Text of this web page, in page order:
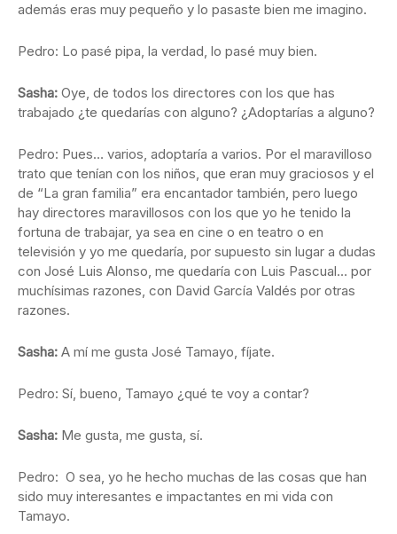
además eras muy pequeño y lo pasaste bien me imagino.
Pedro: Lo pasé pipa, la verdad, lo pasé muy bien.
Sasha: Oye, de todos los directores con los que has
trabajado ¿te quedarías con alguno? ¿Adoptarías a alguno?
Pedro: Pues… varios, adoptaría a varios. Por el maravilloso
trato que tenían con los niños, que eran muy graciosos y el
de “La gran familia” era encantador también, pero luego
hay directores maravillosos con los que yo he tenido la
fortuna de trabajar, ya sea en cine o en teatro o en
televisión y yo me quedaría, por supuesto sin lugar a dudas
con José Luis Alonso, me quedaría con Luis Pascual… por
muchísimas razones, con David García Valdés por otras
razones.
Sasha: A mí me gusta José Tamayo, fíjate.
Pedro: Sí, bueno, Tamayo ¿qué te voy a contar?
Sasha: Me gusta, me gusta, sí.
Pedro: O sea, yo he hecho muchas de las cosas que han
sido muy interesantes e impactantes en mi vida con
Tamayo.